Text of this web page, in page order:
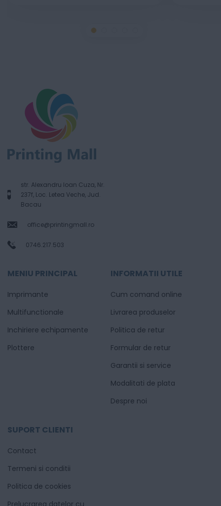
str. Alexandru Ioan Cuza, Nr.
237f, Loc. Letea Veche, Jud.
Bacau
office@printingmall.ro
0746.217.503
MENIU PRINCIPAL
Imprimante
Multifunctionale
Inchiriere echipamente
Plottere
INFORMATII UTILE
Cum comand online
Livrarea produselor
Politica de retur
Formular de retur
Garantii si service
Modalitati de plata
Despre noi
SUPORT CLIENTI
Contact
Termeni si conditii
Politica de cookies
Prelucrarea datelor cu